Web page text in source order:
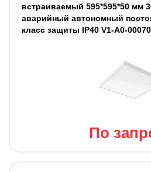
встраиваемый 595*595*50 мм
аварийный автономный
класс защиты IP40 V1-A0-
По